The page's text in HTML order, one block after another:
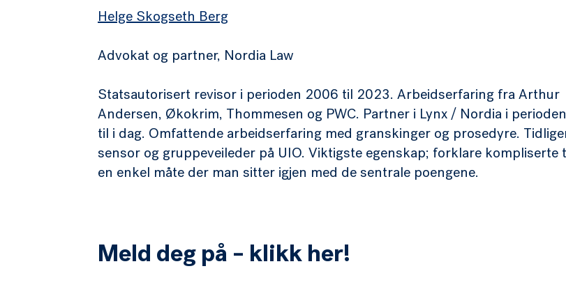
Helge Skogseth Berg
Advokat og partner, Nordia Law
Statsautorisert revisor i perioden 2006 til 2023. Arbeidserfaring fra Arthur
Andersen, Økokrim, Thommesen og PWC. Partner i Lynx / Nordia i
til i dag. Omfattende arbeidserfaring med granskinger og prosedyre.
sensor og gruppeveileder på UIO. Viktigste egenskap; forklare kompliserte
en enkel måte der man sitter igjen med de sentrale poengene.
Meld deg på – klikk her!